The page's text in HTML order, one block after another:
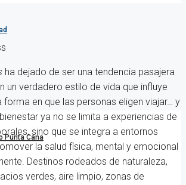
Punta Cana
ha dejado de ser una tendencia pasajera
un verdadero estilo de vida que influye
forma en que las personas eligen viajar… y
ya no se limita a experiencias de
sino que se integra a entornos
la salud física, mental y emocional
Destinos rodeados de naturaleza,
verdes, aire limpio, zonas de